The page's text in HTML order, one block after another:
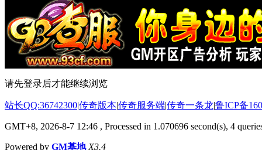
请先登录后才能继续浏览
站长QQ:36742300|传奇版本|传奇服务端|传奇一条龙|鲁ICP备
GMT+8, 2026-8-7 12:46 , Processed in 1.070696 second(s), 4
Powered by GM基地 X3.4